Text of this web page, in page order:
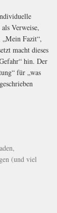
Verweise,
„Mein Fazit“,
macht dieses
hin. Der
für „was
(und viel